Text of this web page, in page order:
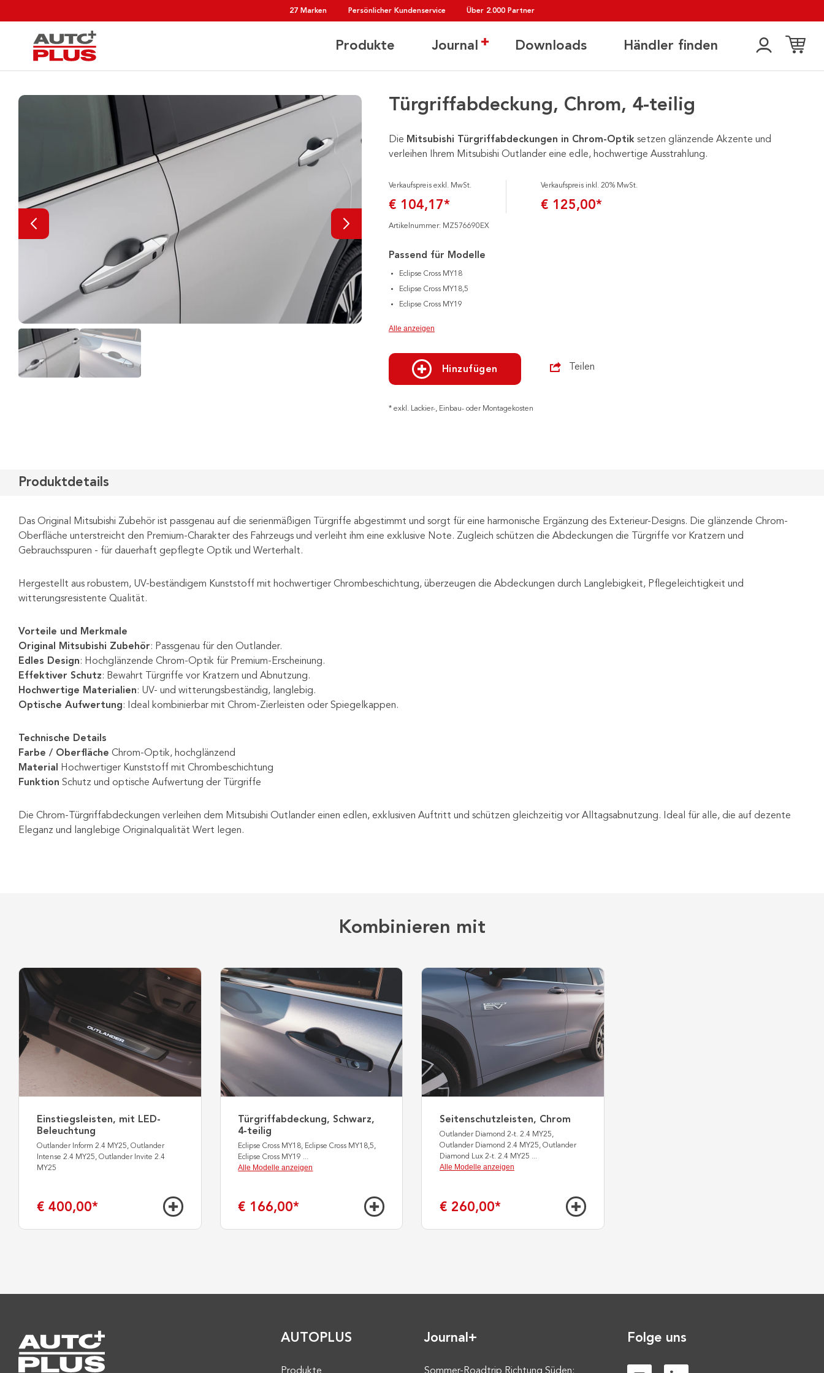
27 Marken Persönlicher Kundenservice Über 2.000 Partner
Produkte Journal Downloads Händler finden
Türgriffabdeckung, Chrom, 4-teilig
Die Mitsubishi Türgriffabdeckungen in Chrom-Optik setzen glänzende Akzente und
verleihen Ihrem Mitsubishi Outlander eine edle, hochwertige Ausstrahlung.
Verkaufspreis exkl. MwSt.
€ 104,17*
Verkaufspreis inkl. 20% MwSt.
€ 125,00*
Artikelnummer: MZ576690EX
Passend für Modelle
Eclipse Cross MY18
Eclipse Cross MY18,5
Eclipse Cross MY19
Alle anzeigen
Hinzufügen Teilen
* exkl. Lackier-, Einbau- oder Montagekosten
Produktdetails
Das Original Mitsubishi Zubehör ist passgenau auf die serienmäßigen Türgriffe abgestimmt und sorgt für eine harmonische Ergänzung des Exterieur-Designs. Die glänzende Chrom-
Oberfläche unterstreicht den Premium-Charakter des Fahrzeugs und verleiht ihm eine exklusive Note. Zugleich schützen die Abdeckungen die Türgriffe vor Kratzern und
Gebrauchsspuren - für dauerhaft gepflegte Optik und Werterhalt.
Hergestellt aus robustem, UV-beständigem Kunststoff mit hochwertiger Chrombeschichtung, überzeugen die Abdeckungen durch Langlebigkeit, Pflegeleichtigkeit und
witterungsresistente Qualität.
Vorteile und Merkmale
Original Mitsubishi Zubehör: Passgenau für den Outlander.
Edles Design: Hochglänzende Chrom-Optik für Premium-Erscheinung.
Effektiver Schutz: Bewahrt Türgriffe vor Kratzern und Abnutzung.
Hochwertige Materialien: UV- und witterungsbeständig, langlebig.
Optische Aufwertung: Ideal kombinierbar mit Chrom-Zierleisten oder Spiegelkappen.
Technische Details
Farbe / Oberfläche Chrom-Optik, hochglänzend
Material
Hochwertiger Kunststoff mit Chrombeschichtung
Funktion Schutz und optische Aufwertung der Türgriffe
Die Chrom-Türgriffabdeckungen verleihen dem Mitsubishi Outlander einen edlen, exklusiven Auftritt und schützen gleichzeitig vor Alltagsabnutzung. Ideal für alle, die auf dezente
Eleganz und langlebige Originalqualität Wert legen.
Kombinieren mit
Einstiegsleisten, mit LED-
Beleuchtung
Outlander Inform 2.4 MY25, Outlander
Intense 2.4 MY25, Outlander Invite 2.4
MY25
€ 400,00*
Türgriffabdeckung, Schwarz,
4-teilig
Eclipse Cross MY18, Eclipse Cross MY18,5,
Eclipse Cross MY19 ...
Alle Modelle anzeigen
€ 166,00*
Seitenschutzleisten, Chrom
Outlander Diamond 2-t. 2.4 MY25,
Outlander Diamond 2.4 MY25, Outlander
Diamond Lux 2-t. 2.4 MY25 ...
Alle Modelle anzeigen
€ 260,00*
AUTOPLUS Journal+ Folge uns